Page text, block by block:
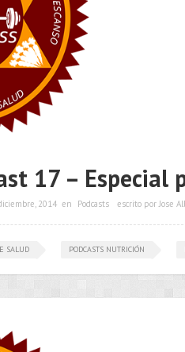
17 – Especial
2014 en Podcasts escrito por Jose
SALUD PODCASTS NUTRICIÓN